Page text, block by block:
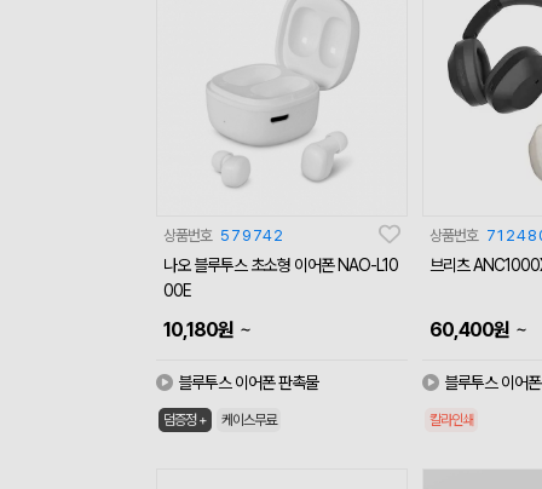
상품번호 579742
나오 블루투스 초소형 이어폰 NAO-L10
00E
10,180원 ~
블루투스 이어폰 판촉물
덤증정 + 케이스무료
상품번호
브리츠
60,400원 ~
블루투스 이어
칼라인쇄